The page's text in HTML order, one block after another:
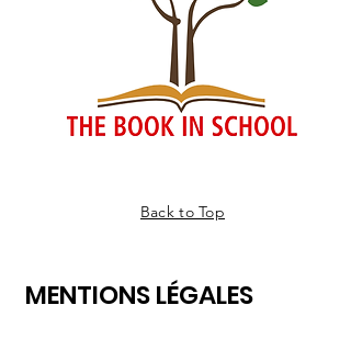
Back to Top
MENTIONS LÉGALES